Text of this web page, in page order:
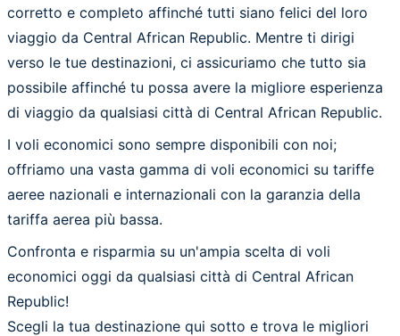
corretto e completo affinché tutti siano felici del loro
viaggio da Central African Republic. Mentre ti dirigi
verso le tue destinazioni, ci assicuriamo che tutto sia
possibile affinché tu possa avere la migliore esperienza
di viaggio da qualsiasi città di Central African Republic.
I voli economici sono sempre disponibili con noi;
offriamo una vasta gamma di voli economici su tariffe
aeree nazionali e internazionali con la garanzia della
tariffa aerea più bassa.
Confronta e risparmia su un'ampia scelta di voli
economici oggi da qualsiasi città di Central African
Republic!
Scegli la tua destinazione qui sotto e trova le migliori